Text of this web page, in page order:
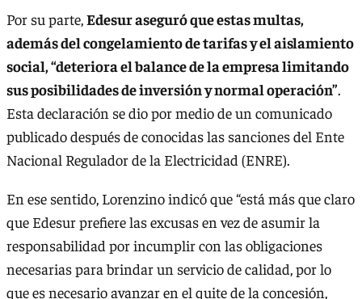
Por su parte,Edesur aseguró que estas multas,
además del congelamiento de tarifas y el aislamiento
social, “deteriora el balance de la empresa limitando
sus posibilidades de inversión y normal operación”.
Esta declaración se dio por medio de un comunicado
publicado después de conocidas las sanciones del Ente
Nacional Regulador de la Electricidad (ENRE).
En ese sentido, Lorenzino indicó que “está más que claro
que Edesur prefiere las excusas en vez de asumir la
responsabilidad por incumplir con las obligaciones
necesarias para brindar un servicio de calidad, por lo
que es necesario avanzar en el quite de la concesión,